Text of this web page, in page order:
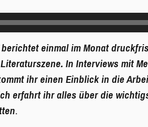
einmal im Monat
In Interviews mit
ihr einen Einblick in die
erfahrt ihr alles über die
.